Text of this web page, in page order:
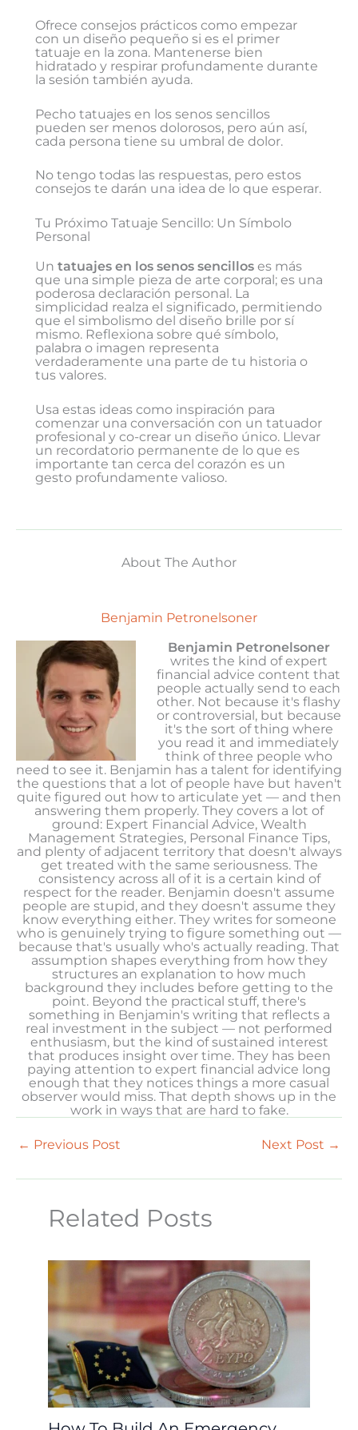
Ofrece consejos prácticos como empezar
con un diseño pequeño si es el primer
tatuaje en la zona. Mantenerse bien
hidratado y respirar profundamente durante
la sesión también ayuda.
Pecho tatuajes en los senos sencillos
pueden ser menos dolorosos, pero aún así,
cada persona tiene su umbral de dolor.
No tengo todas las respuestas, pero estos
consejos te darán una idea de lo que esperar.
Tu Próximo Tatuaje Sencillo: Un Símbolo
Personal
Un tatuajes en los senos sencillos es más
que una simple pieza de arte corporal; es una
poderosa declaración personal. La
simplicidad realza el significado, permitiendo
que el simbolismo del diseño brille por sí
mismo. Reflexiona sobre qué símbolo,
palabra o imagen representa
verdaderamente una parte de tu historia o
tus valores.
Usa estas ideas como inspiración para
comenzar una conversación con un tatuador
profesional y co-crear un diseño único. Llevar
un recordatorio permanente de lo que es
importante tan cerca del corazón es un
gesto profundamente valioso.
About The Author
Benjamin Petronelsoner
Benjamin Petronelsoner
writes the kind of expert
financial advice content that
people actually send to each
other. Not because it's flashy
or controversial, but because
it's the sort of thing where
you read it and immediately
think of three people who
need to see it. Benjamin has a talent for identifying
the questions that a lot of people have but haven't
quite figured out how to articulate yet — and then
answering them properly. They covers a lot of
ground: Expert Financial Advice, Wealth
Management Strategies, Personal Finance Tips,
and plenty of adjacent territory that doesn't always
get treated with the same seriousness. The
consistency across all of it is a certain kind of
respect for the reader. Benjamin doesn't assume
people are stupid, and they doesn't assume they
know everything either. They writes for someone
who is genuinely trying to figure something out —
because that's usually who's actually reading. That
assumption shapes everything from how they
structures an explanation to how much
background they includes before getting to the
point. Beyond the practical stuff, there's
something in Benjamin's writing that reflects a
real investment in the subject — not performed
enthusiasm, but the kind of sustained interest
that produces insight over time. They has been
paying attention to expert financial advice long
enough that they notices things a more casual
observer would miss. That depth shows up in the
work in ways that are hard to fake.
← Previous Post Next Post →
Related Posts